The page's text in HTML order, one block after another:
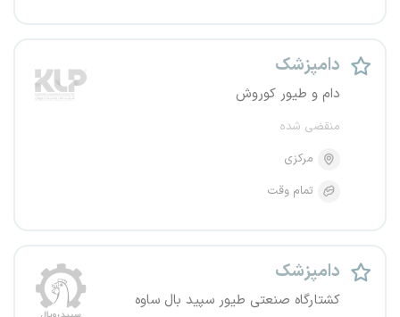
دامپزشک
دام و طیور کوروش
منقضی شده
مرکزی
تمام وقت
دامپزشک
کشتارگاه صنعتی طیور سپید بال ساوه